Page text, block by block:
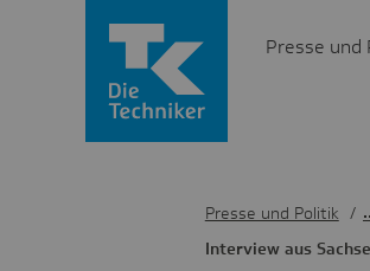
Presse und
Inter­view aus
Presse und Politik /